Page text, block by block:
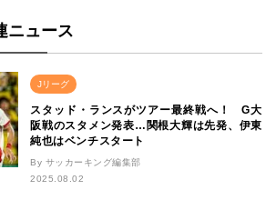
ニュース
Jリーグ
スタッド・ランスがツアー最終戦へ！ G大
阪戦のスタメン発表…関根大輝は先発、伊東
純也はベンチスタート
By サッカーキング編集部
2025.08.02